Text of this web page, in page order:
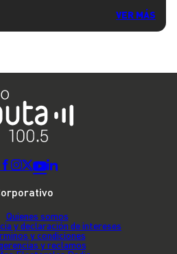
VER MÁS
Quienes somos
y declaración de intereses
y condiciones
y reclamos